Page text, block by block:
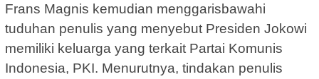
Frans Magnis kemudian menggarisbawahi
tuduhan penulis yang menyebut Presiden Jokowi
memiliki keluarga yang terkait Partai Komunis
Indonesia, PKI. Menurutnya, tindakan penulis